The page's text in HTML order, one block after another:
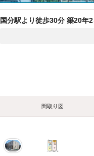
国分駅より徒歩30分 築20年
間取り図